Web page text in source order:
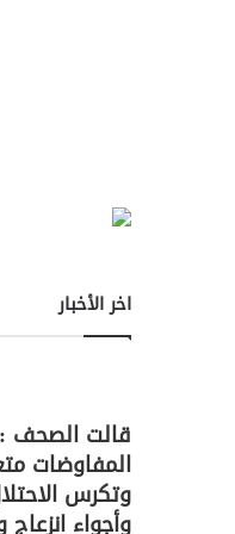
اخر الأخبار
قالت الصحف :
المفاوضات
وتكرس
وأجواء انزعاج